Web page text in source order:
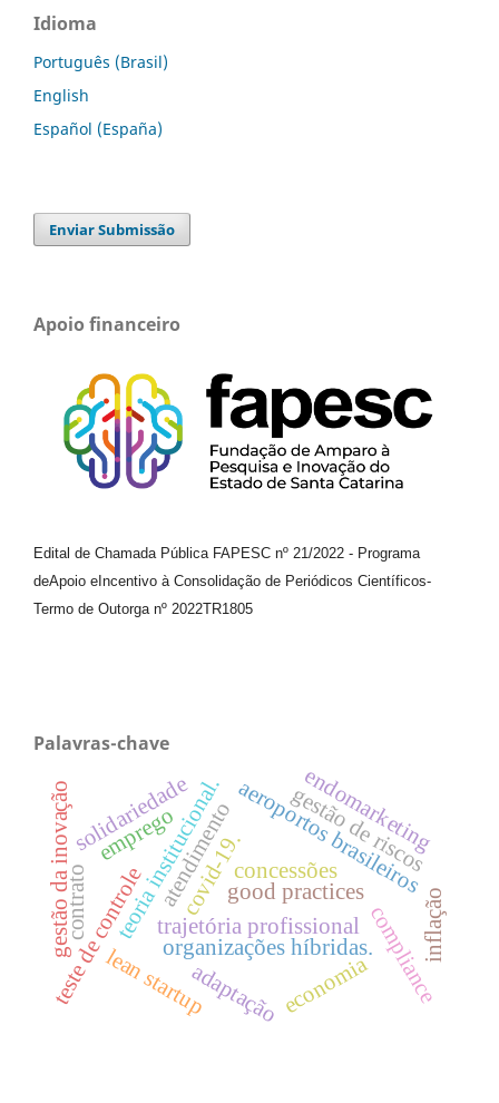
Idioma
Português (Brasil)
English
Español (España)
Enviar Submissão
Apoio financeiro
Edital de Chamada Pública FAPESC nº 21/2022 - Programa
deApoio e Incentivo à Consolidação de Periódicos Científicos-
Termo de Outorga nº 2022TR1805
Palavras-chave
covid-19.concessões
aeroportos brasileiros
organizações híbridas.
teoria institucional.
teste de controle
gestão de riscos
compliance
lean startup
gestão da inovação
adaptação
atendimento
trajetória profissional
solidariedade
economia
endomarketing
good practices
emprego
contrato inflação